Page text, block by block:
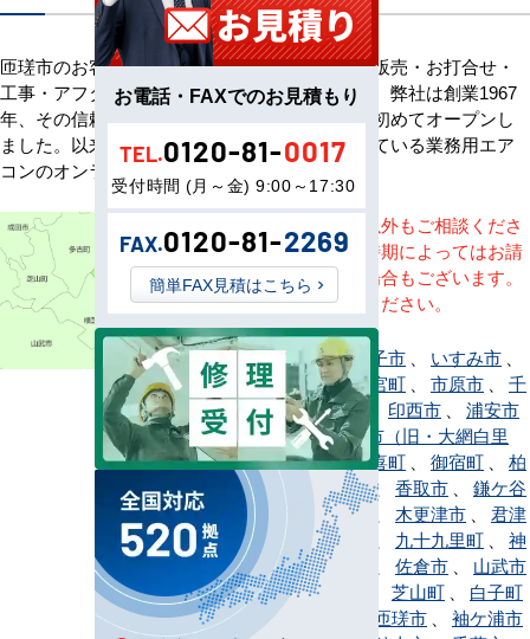
匝瑳市のお客様へ業務用エアコン・空調機器の販売・お打合せ・
工事・アフターサービスまで一貫して承ります。弊社は創業1967
年、その信頼を基に空調のネット販売を日本で初めてオープンし
ました。以来、皆様にご信頼・ご愛顧いただいている業務用エア
コンのオンラインショップです。
※記載地域以外もご相談くださ
い。地域・時期によってはお請
けできない場合もございます。
直接ご相談ください。
旭市 、我孫子市 いすみ市
市川市、一宮町 市原市
千
葉市稲毛区
印西市
浦安市
、大網白里市（旧・大網白里
町）、大多喜町 御宿町
柏
市
、 勝浦市、 香取市
鎌ケ谷
鴨川市 木更津市
君津
市
、鋸南町 九十九里町
神
崎町、 佐倉市
山武市
、酒々井町 芝山町
白子町
、
匝瑳市
袖ケ浦市
お電話・FAXでのお見積もり
TEL.0120-81-0017
受付時間 (月～金) 9:00～17:30
FAX.0120-81-2269
簡単FAX見積はこちら